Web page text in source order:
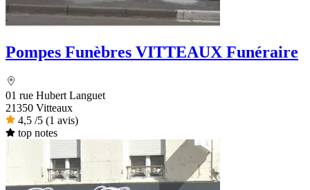
Pompes Funèbres VITTEAUX Funéraire
01 rue Hubert Languet
21350 Vitteaux
4,5 /5 (1 avis)
top notes